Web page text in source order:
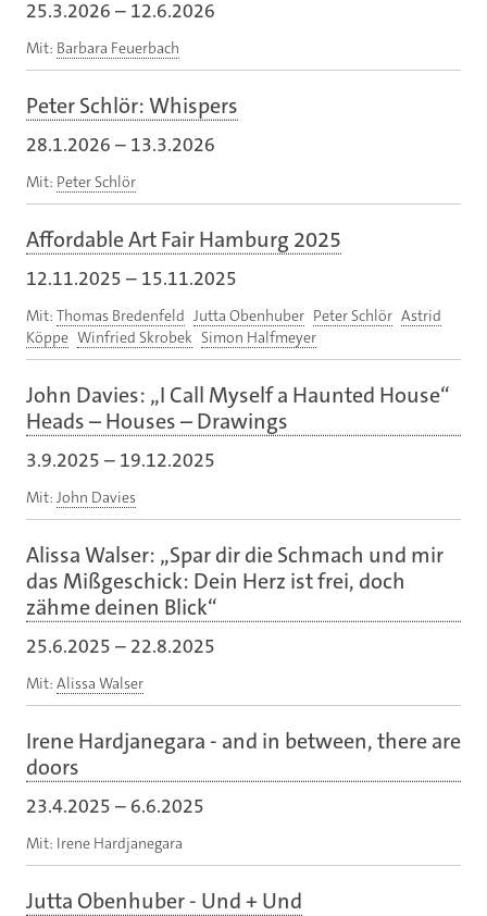
25.3.2026 – 12.6.2026
Mit: Barbara Feuerbach
Peter Schlör: Whispers
28.1.2026 – 13.3.2026
Mit: Peter Schlör
Affordable Art Fair Hamburg 2025
12.11.2025 – 15.11.2025
Mit: Thomas Bredenfeld Jutta Obenhuber Peter Schlör Astrid
Köppe Winfried Skrobek Simon Halfmeyer
John Davies: „I Call Myself a Haunted House“
Heads – Houses – Drawings
3.9.2025 – 19.12.2025
Mit: John Davies
Alissa Walser: „Spar dir die Schmach und mir
das Mißgeschick: Dein Herz ist frei, doch
zähme deinen Blick“
25.6.2025 – 22.8.2025
Mit: Alissa Walser
Irene Hardjanegara - and in between, there are
doors
23.4.2025 – 6.6.2025
Mit: Irene Hardjanegara
Jutta Obenhuber - Und + Und